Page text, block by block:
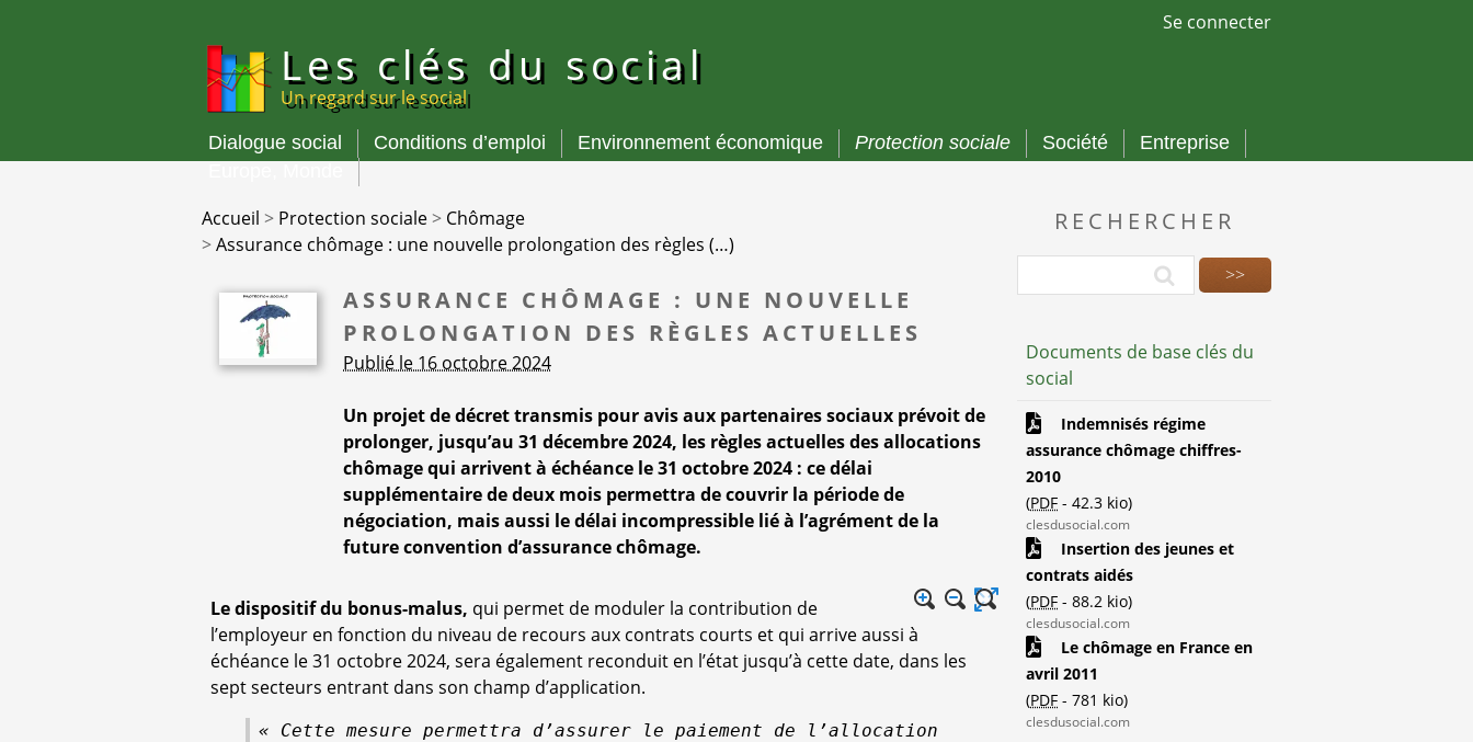
Se connecter
Les clés du social
Un regard sur le social
Menu
Dialogue social Conditions d’emploi Environnement économique Protection sociale Société
Entreprise
Accueil > Protection sociale> Chômage
>Assurance chômage : une nouvelle prolongation des règles (…)
ASSURANCE CHÔMAGE : UNE NOUVELLE
PROLONGATION DES RÈGLES ACTUELLES
Publié le 16 octobre 2024
Un projet de décret transmis pour avis aux partenaires sociaux prévoit de
prolonger, jusqu’au 31 décembre 2024, les règles actuelles des allocations
chômage qui arrivent à échéance le 31 octobre 2024 : ce délai
supplémentaire de deux mois permettra de couvrir la période de
négociation, mais aussi le délai incompressible lié à l’agrément de la
future convention d’assurance chômage.
Le dispositif du bonus-malus, qui permet de moduler la contribution de
l’employeur en fonction du niveau de recours aux contrats courts et qui arrive aussi à
échéance le 31 octobre 2024, sera également reconduit en l’état jusqu’à cette date, dans les
sept secteurs entrant dans son champ d’application.
« Cette mesure permettra d’assurer le paiement de l’allocation
RECHERCHER
Documents de base clés du
social
Indemnisés régime
assurance chômage chiffres-
2010
(PDF -42.3 kio)
clesdusocial.com
Insertion des jeunes et
contrats aidés
(PDF -88.2 kio)
clesdusocial.com
Le chômage en France en
avril 2011
(PDF -781 kio)
clesdusocial.com